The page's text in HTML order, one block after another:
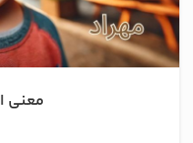
معنی